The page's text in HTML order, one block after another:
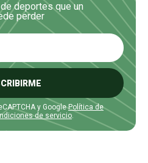
deportes que un
perder
y GooglePolítica de
de servicio.